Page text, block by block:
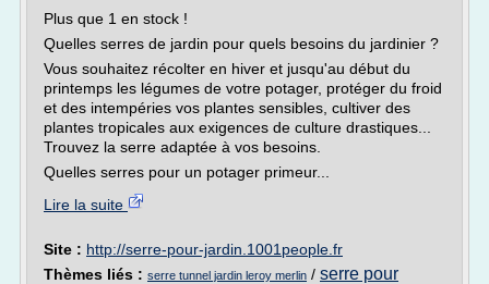
Plus que 1 en stock !
Quelles serres de jardin pour quels besoins du jardinier ?
Vous souhaitez récolter en hiver et jusqu'au début du
printemps les légumes de votre potager, protéger du froid
et des intempéries vos plantes sensibles, cultiver des
plantes tropicales aux exigences de culture drastiques...
Trouvez la serre adaptée à vos besoins.
Quelles serres pour un potager primeur...
Lire la suite
Site : http://serre-pour-jardin.1001people.fr
Thèmes liés : serre tunnel jardin leroy merlin / serre pour